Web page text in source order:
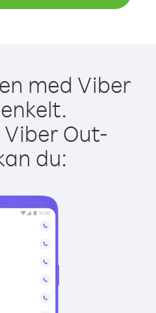
med Viber
Out-
du: